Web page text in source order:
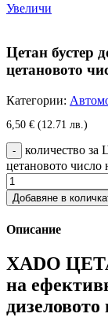
Увеличи
Цетан бустер
цетановото
Категории:
6,50 € (12.71 лв.)
количество за
цетановото число
Добавяне в
Описание
XADO
на
дизеловото